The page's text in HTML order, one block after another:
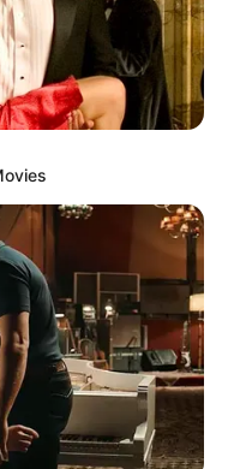
Stunned Everyone
Hilarious Photos